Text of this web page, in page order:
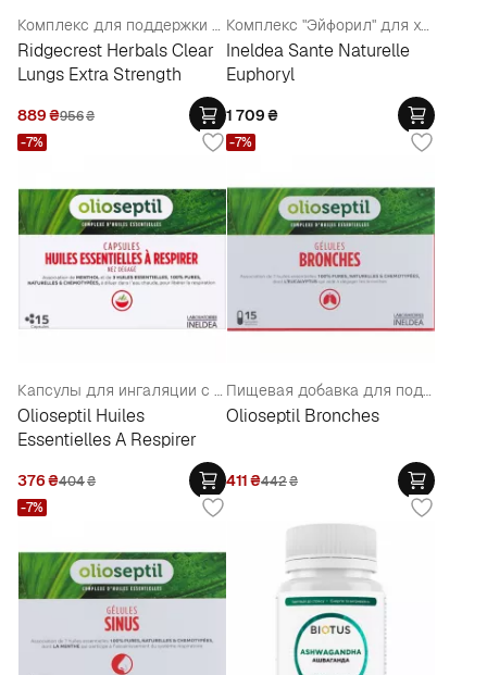
Комплекс для поддержки легких, экстра сила
Ridgecrest Herbals Clear
Lungs Extra Strength
889₴956₴
Комплекс "Эйфорил" для хорошего настроения и эмоционального баланса
Ineldea Sante Naturelle
Euphoryl
1 709₴
Капсулы для ингаляции с эфирными маслами
Olioseptil Huiles
Essentielles A Respirer
376₴404₴
-7%
Пищевая добавка для поддержания здоровья бронхов
Olioseptil Bronches
411₴442₴
-7%
-7%